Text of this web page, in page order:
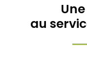
au